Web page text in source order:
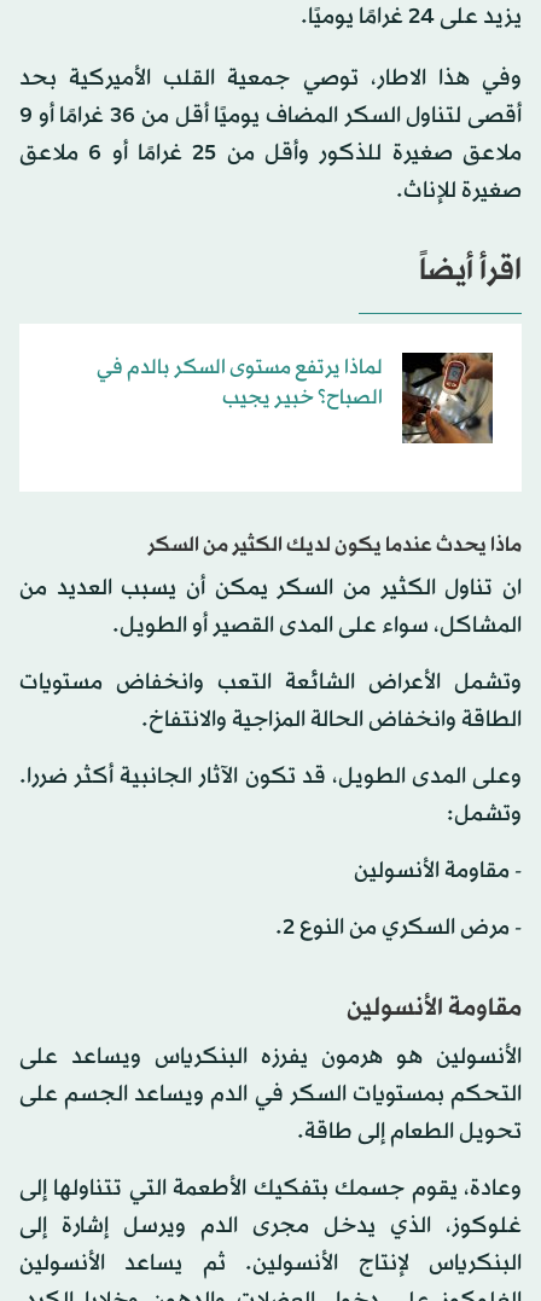
يزيد على 24 غرامًا يوميًا.
وفي هذا الاطار، توصي جمعية القلب الأميركية بحد
أقصى لتناول السكر المضاف يوميًا أقل من 36 غرامًا أو 9
ملاعق صغيرة للذكور وأقل من 25 غرامًا أو 6 ملاعق
صغيرة للإناث.
اقرأ أيضاً
لماذا يرتفع مستوى السكر بالدم في
الصباح؟ خبير يجيب
ماذا يحدث عندما يكون لديك الكثير من السكر
ان تناول الكثير من السكر يمكن أن يسبب العديد من
المشاكل، سواء على المدى القصير أو الطويل.
وتشمل الأعراض الشائعة التعب وانخفاض مستويات
الطاقة وانخفاض الحالة المزاجية والانتفاخ.
وعلى المدى الطويل، قد تكون الآثار الجانبية أكثر ضررا.
وتشمل:
- مقاومة الأنسولين
- مرض السكري من النوع 2.
مقاومة الأنسولين
الأنسولين هو هرمون يفرزه البنكرياس ويساعد على
التحكم بمستويات السكر في الدم ويساعد الجسم على
تحويل الطعام إلى طاقة.
وعادة، يقوم جسمك بتفكيك الأطعمة التي تتناولها إلى
غلوكوز، الذي يدخل مجرى الدم ويرسل إشارة إلى
البنكرياس لإنتاج الأنسولين. ثم يساعد الأنسولين